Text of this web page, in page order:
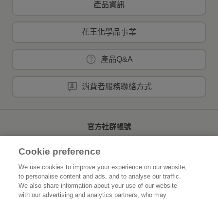
產品資訊
花王化學品事業
產品Q&A
消費者服務聯絡方式
官方社群帳號
首頁 關於花王
Cookie preference
We use cookies to improve your experience on our website,
to personalise content and ads, and to analyse our traffic.
We also share information about your use of our website
with our advertising and analytics partners, who may